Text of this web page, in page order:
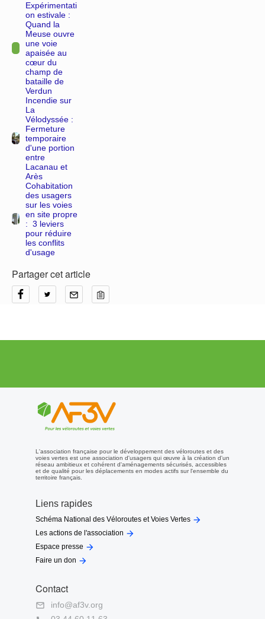
Expérimentati
on estivale :
Quand la
Meuse ouvre
une voie
apaisée au
cœur du
champ de
bataille de
Verdun
Incendie sur
La
Vélodyssée :
Fermeture
temporaire
d'une portion
entre
Lacanau et
Arès
Cohabitation
des usagers
sur les voies
en site propre
: 3 leviers
pour réduire
les conflits
d'usage
Partager cet article
L'association française pour le développement des véloroutes et des
voies vertes est une association d'usagers qui œuvre à la création d'un
réseau ambitieux et cohérent d'aménagements sécurisés, accessibles
et de qualité pour les déplacements en modes actifs sur l'ensemble du
territoire français.
Liens rapides
Schéma National des Véloroutes et Voies Vertes 
Les actions de l'association 
Espace presse 
Faire un don 
Contact

info@af3v.org